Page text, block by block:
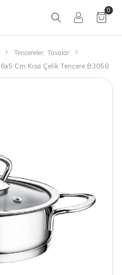
0
Tencereler, Tavalar
Cm Kısa Çelik Tencere B3058